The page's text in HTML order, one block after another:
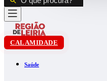
CALAMIDADE
Saúde